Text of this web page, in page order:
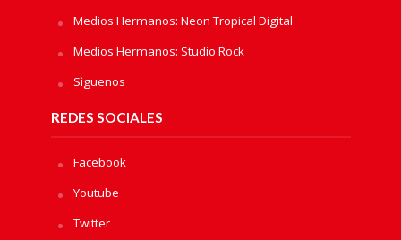
Medios Hermanos: Neon Tropical Digital
Medios Hermanos: Studio Rock
Sìguenos
REDES SOCIALES
Facebook
Youtube
Twitter